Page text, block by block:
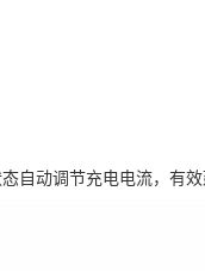
自动调节充电电流，有效